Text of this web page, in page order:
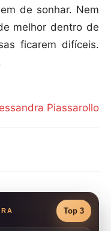
de sonhar. Nem
melhor dentro de
ficarem difíceis.
Piassarollo
Top 3